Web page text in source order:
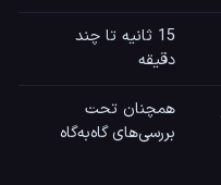
15 ثانیه تا چند
دقیقه
همچنان تحت
بررسی‌های گاه‌به‌گاه